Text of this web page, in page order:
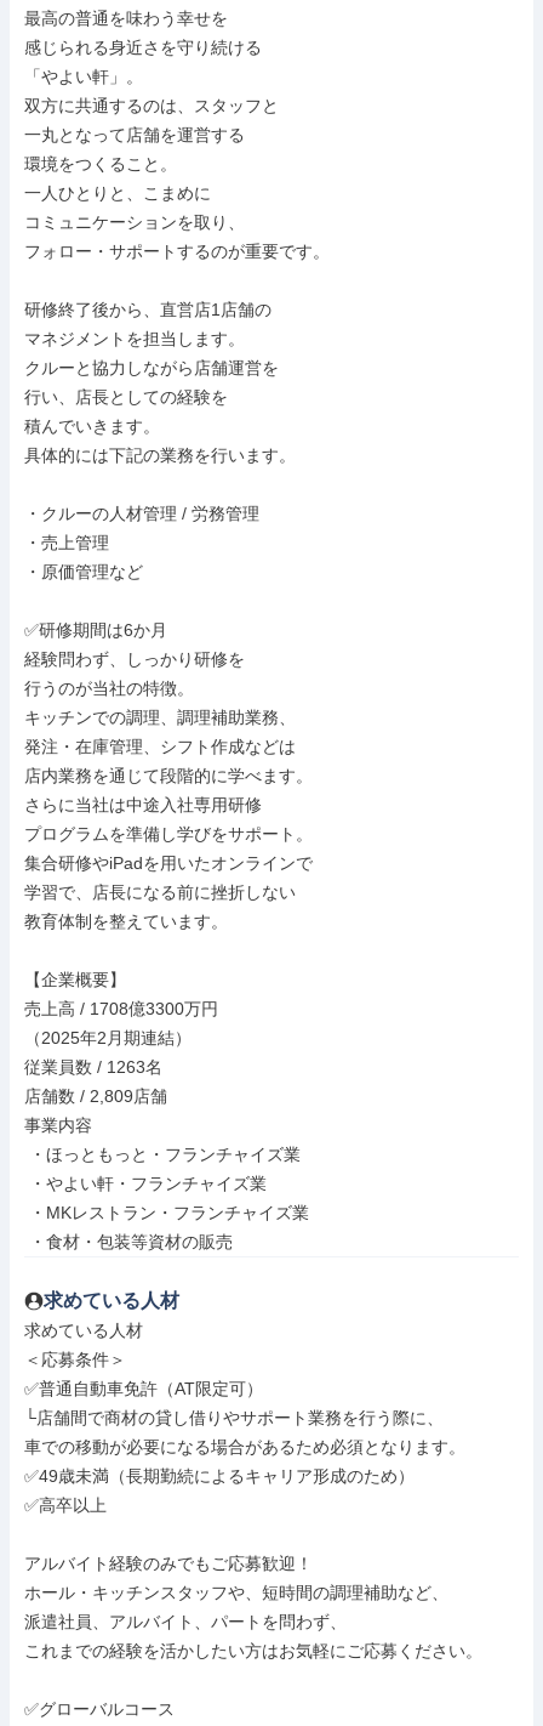
最高の普通を味わう幸せを
感じられる身近さを守り続ける
「やよい軒」。
双方に共通するのは、スタッフと
一丸となって店舗を運営する
環境をつくること。
一人ひとりと、こまめに
コミュニケーションを取り、
フォロー・サポートするのが重要です。
研修終了後から、直営店1店舗の
マネジメントを担当します。
クルーと協力しながら店舗運営を
行い、店長としての経験を
積んでいきます。
具体的には下記の業務を行います。
・クルーの人材管理 / 労務管理
・売上管理
・原価管理など
✅研修期間は6か月
経験問わず、しっかり研修を
行うのが当社の特徴。
キッチンでの調理、調理補助業務、
発注・在庫管理、シフト作成などは
店内業務を通じて段階的に学べます。
さらに当社は中途入社専用研修
プログラムを準備し学びをサポート。
集合研修やiPadを用いたオンラインで
学習で、店長になる前に挫折しない
教育体制を整えています。
【企業概要】
売上高 / 1708億3300万円
（2025年2月期連結）
従業員数 / 1263名
店舗数 / 2,809店舗
事業内容
・食材・包装等資材の販売
求めている人材
求めている人材
＜応募条件＞
✅普通自動車免許（AT限定可）
└店舗間で商材の貸し借りやサポート業務を行う際に、
車での移動が必要になる場合があるため必須となります。
✅49歳未満（長期勤続によるキャリア形成のため）
✅高卒以上
アルバイト経験のみでもご応募歓迎！
ホール・キッチンスタッフや、短時間の調理補助など、
派遣社員、アルバイト、パートを問わず、
これまでの経験を活かしたい方はお気軽にご応募ください。
✅グローバルコース